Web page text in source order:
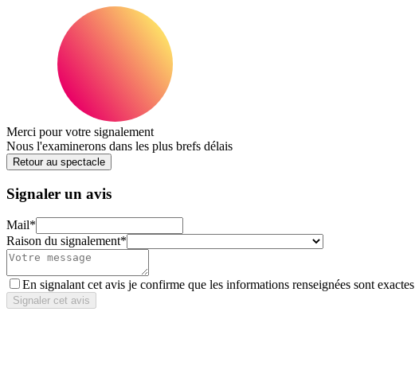
Merci pour votre signalement
Nous l'examinerons dans les plus brefs délais
Retour au spectacle
Signaler un avis
Mail*
Raison du signalement*
En signalant cet avis je confirme que les informations renseignées sont exactes
Signaler cet avis